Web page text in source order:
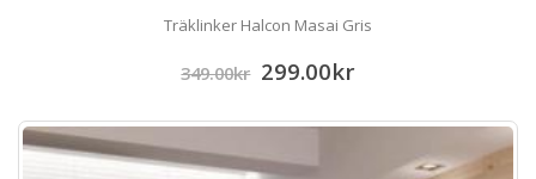
Träklinker Halcon Masai Gris
349.00kr 299.00kr